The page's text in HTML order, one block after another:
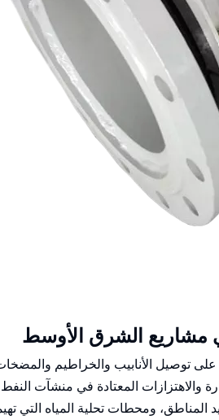
مشاريع الشرق الأوسط
توصيل الأنابيب والخراطيم
والاهتزازات المعتادة في منشآت
المناطق، ومحطات تحلية المياه التي